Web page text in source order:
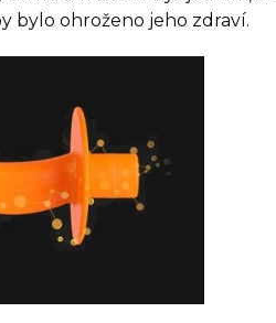
bylo ohroženo jeho zdraví.